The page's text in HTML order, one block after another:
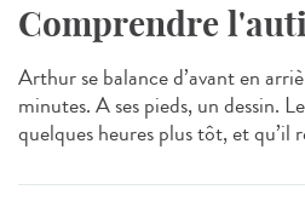
Comprendre
Arthur se balance d’avant en
minutes. A ses pieds, un dessin.
quelques heures plus tôt, et qu’il